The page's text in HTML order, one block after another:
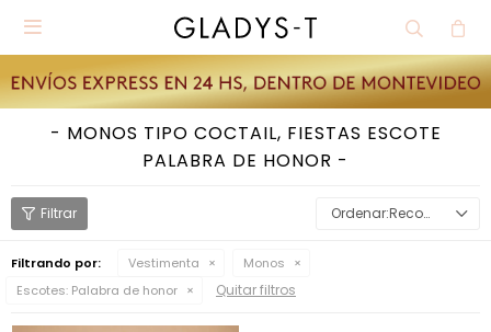

MONOS TIPO COCTAIL, FIESTAS ESCOTE
PALABRA DE HONOR
Recomendados
Filtrando por: Vestimenta
Monos
Escotes: Palabra de honor Quitar filtros